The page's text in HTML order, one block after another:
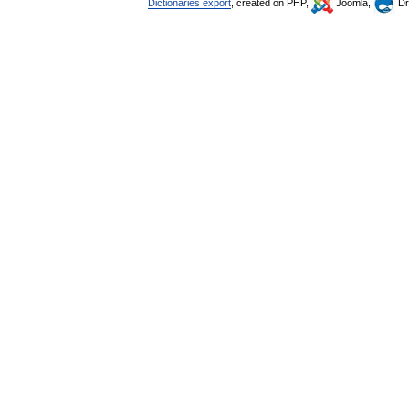
Dictionaries export , created on PHP, Joomla,